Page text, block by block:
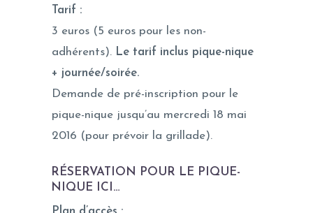
Tarif :
3 euros (5 euros pour les non-
adhérents). Le tarif inclus pique-nique
+ journée/soirée.
Demande de pré-inscription pour le
pique-nique jusqu’au mercredi 18 mai
2016 (pour prévoir la grillade).
RÉSERVATION POUR LE PIQUE-
NIQUE ICI …